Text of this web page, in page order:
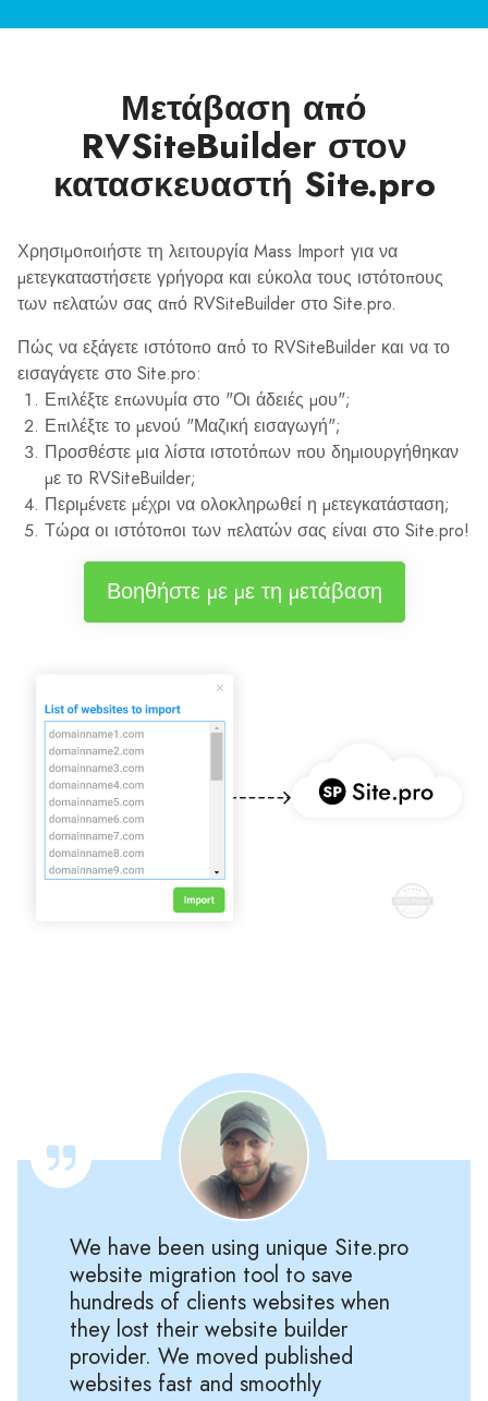
Μετάβαση από
RVSiteBuilder στον
κατασκευαστή Site.pro
Χρησιμοποιήστε τη λειτουργία Mass Import για να
μετεγκαταστήσετε γρήγορα και εύκολα τους ιστότοπους
των πελατών σας από RVSiteBuilder στο Site.pro.
Πώς να εξάγετε ιστότοπο από το RVSiteBuilder και να το
εισαγάγετε στο Site.pro:
Επιλέξτε επωνυμία στο "Οι άδειές μου";
Επιλέξτε το μενού "Μαζική εισαγωγή";
Προσθέστε μια λίστα ιστοτόπων που δημιουργήθηκαν
με το RVSiteBuilder;
Περιμένετε μέχρι να ολοκληρωθεί η μετεγκατάσταση;
Τώρα οι ιστότοποι των πελατών σας είναι στο Site.pro!
Βοηθήστε με με τη μετάβαση
We have been using unique Site.pro
website migration tool to save
hundreds of clients websites when
they lost their website builder
provider. We moved published
websites fast and smoothly